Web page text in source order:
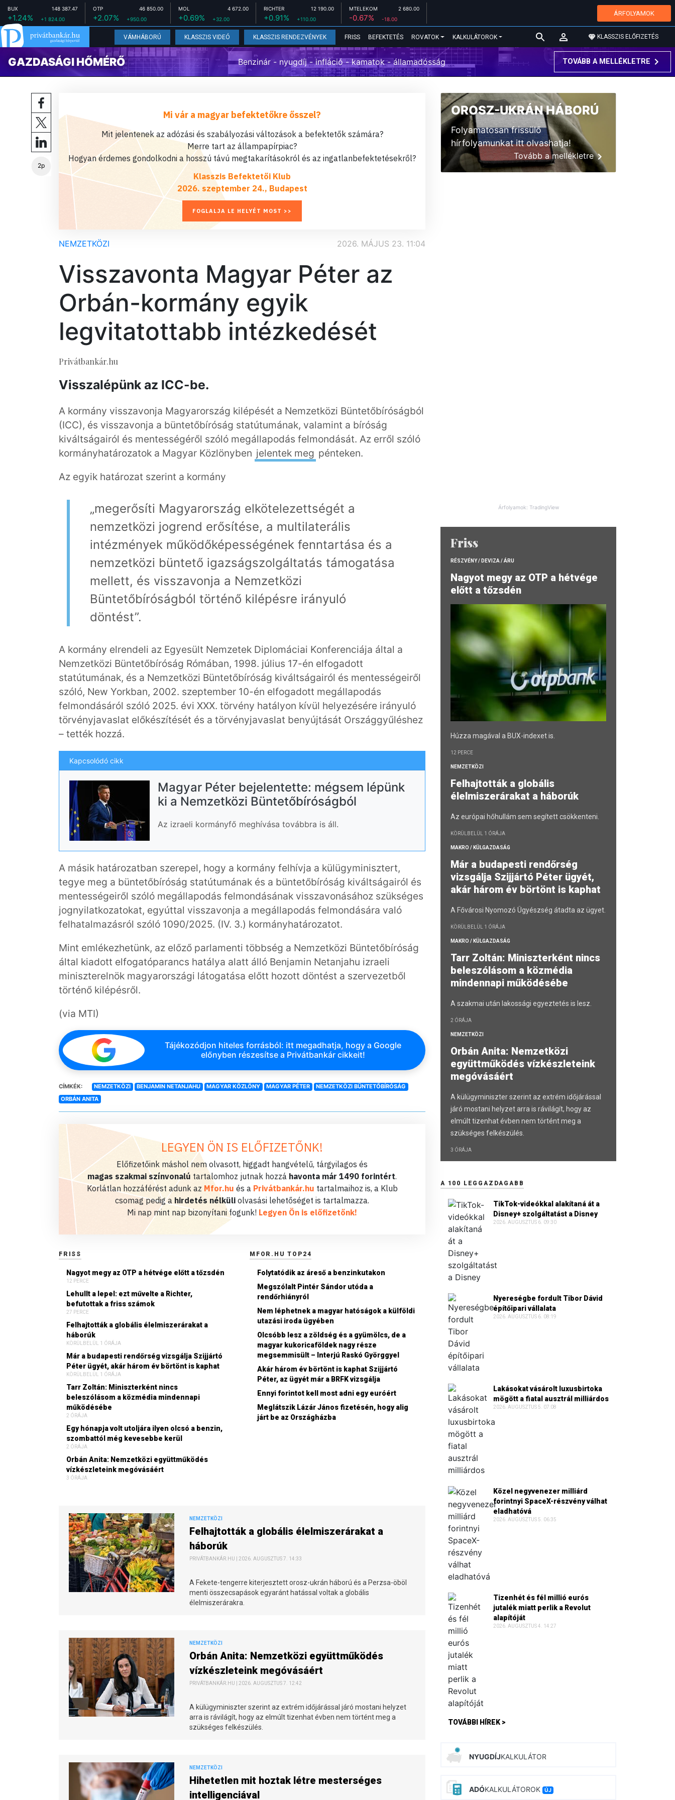
BUX 148 387.47
+1.24% +1 824.00
OTP 46 850.00
+2.07% +950.00
MOL 4 672.00
+0.69% +32.00
RICHTER 12 190.00
+0.91% +110.00
MTELEKOM 2 680.00
-0.67% -18.00
ÁRFOLYAMOK
VÁMHÁBORÚ KLASSZIS VIDEÓ KLASSZIS RENDEZVÉNYEK FRISS BEFEKTETÉS ROVATOK KALKULÁTOROK KLASSZIS ELŐFIZETÉS
GAZDASÁGI HŐMÉRŐ Benzinár - nyugdíj - infláció - kamatok - államadósság TOVÁBB A MELLÉKLETRE
2p
Mi vár a magyar befektetőkre ősszel?
Mit jelentenek az adózási és szabályozási változások a befektetők számára?
Merre tart az állampapírpiac?
Hogyan érdemes gondolkodni a hosszú távú megtakarításokról és az ingatlanbefektetésekről?
Klasszis Befektetői Klub
2026. szeptember 24., Budapest
FOGLALJA LE HELYÉT MOST >>
NEMZETKÖZI 2026. MÁJUS 23. 11:04
Visszavonta Magyar Péter az
Orbán-kormány egyik
legvitatottabb intézkedését
Privátbankár.hu
Visszalépünk az ICC-be.
A kormány visszavonja Magyarország kilépését a Nemzetközi Büntetőbíróságból
(ICC), és visszavonja a büntetőbíróság statútumának, valamint a bíróság
kiváltságairól és mentességéről szóló megállapodás felmondását. Az erről szóló
kormányhatározatok a Magyar Közlönyben jelentek meg pénteken.
Az egyik határozat szerint a kormány
„megerősíti Magyarország elkötelezettségét a
nemzetközi jogrend erősítése, a multilaterális
intézmények működőképességének fenntartása és a
nemzetközi büntető igazságszolgáltatás támogatása
mellett, és visszavonja a Nemzetközi
Büntetőbíróságból történő kilépésre irányuló
döntést”.
A kormány elrendeli az Egyesült Nemzetek Diplomáciai Konferenciája által a
Nemzetközi Büntetőbíróság Rómában, 1998. július 17-én elfogadott
statútumának, és a Nemzetközi Büntetőbíróság kiváltságairól és mentességeiről
szóló, New Yorkban, 2002. szeptember 10-én elfogadott megállapodás
felmondásáról szóló 2025. évi XXX. törvény hatályon kívül helyezésére irányuló
törvényjavaslat előkészítését és a törvényjavaslat benyújtását Országgyűléshez
– tették hozzá.
Kapcsolódó cikk
Magyar Péter bejelentette: mégsem lépünk
ki a Nemzetközi Büntetőbíróságból
Az izraeli kormányfő meghívása továbbra is áll.
A másik határozatban szerepel, hogy a kormány felhívja a külügyminisztert,
tegye meg a büntetőbíróság statútumának és a büntetőbíróság kiváltságairól és
mentességeiről szóló megállapodás felmondásának visszavonásához szükséges
jognyilatkozatokat, egyúttal visszavonja a megállapodás felmondására való
felhatalmazásról szóló 1090/2025. (IV. 3.) kormányhatározatot.
Mint emlékezhetünk, az előző parlamenti többség a Nemzetközi Büntetőbíróság
által kiadott elfogatóparancs hatálya alatt álló Benjamin Netanjahu izraeli
miniszterelnök magyarországi látogatása előtt hozott döntést a szervezetből
történő kilépésről.
(via MTI)
Tájékozódjon hiteles forrásból: itt megadhatja, hogy a Google
előnyben részesítse a Privátbankár cikkeit!
CÍMKÉK: NEMZETKÖZI BENJAMIN NETANJAHU MAGYAR KÖZLÖNY MAGYAR PÉTER
NEMZETKÖZI BÜNTETŐBÍRÓSÁG
ORBÁN ANITA
LEGYEN ÖN IS ELŐFIZETŐNK!
Előfizetőink máshol nem olvasott, higgadt hangvételű, tárgyilagos és
magas szakmai színvonalú tartalomhoz jutnak hozzá havonta már 1490 forintért.
Korlátlan hozzáférést adunk az Mfor.hu és a Privátbankár.hu tartalmaihoz is, a Klub
csomag pedig a hirdetés nélküli olvasási lehetőséget is tartalmazza.
Mi nap mint nap bizonyítani fogunk! Legyen Ön is előfizetőnk!
FRISS
Nagyot megy az OTP a hétvége előtt a tőzsdén
12 PERCE
Lehullt a lepel: ezt művelte a Richter,
befutottak a friss számok
27 PERCE
Felhajtották a globális élelmiszerárakat a
háborúk
KÖRÜLBELÜL 1 ÓRÁJA
Már a budapesti rendőrség vizsgálja Szijjártó
Péter ügyét, akár három év börtönt is kaphat
KÖRÜLBELÜL 1 ÓRÁJA
Tarr Zoltán: Miniszterként nincs
beleszólásom a közmédia mindennapi
működésébe
2 ÓRÁJA
Egy hónapja volt utoljára ilyen olcsó a benzin,
szombattól még kevesebbe kerül
2 ÓRÁJA
Orbán Anita: Nemzetközi együttműködés
vízkészleteink megóvásáért
3 ÓRÁJA
MFOR.HU TOP24
Folytatódik az áreső a benzinkutakon
Megszólalt Pintér Sándor utóda a
rendőrhiányról
Nem léphetnek a magyar hatóságok a külföldi
utazási iroda ügyében
Olcsóbb lesz a zöldség és a gyümölcs, de a
magyar kukoricaföldek nagy része
megsemmisült – Interjú Raskó Györggyel
Akár három év börtönt is kaphat Szijjártó
Péter, az ügyét már a BRFK vizsgálja
Ennyi forintot kell most adni egy euróért
Meglátszik Lázár János fizetésén, hogy alig
járt be az Országházba
NEMZETKÖZI
Felhajtották a globális élelmiszerárakat a
háborúk
PRIVÁTBANKÁR.HU | 2026. AUGUSZTUS 7. 14:33
A Fekete-tengerre kiterjesztett orosz-ukrán háború és a Perzsa-öböl
menti összecsapások egyaránt hatással voltak a globális
élelmiszerárakra.
NEMZETKÖZI
Orbán Anita: Nemzetközi együttműködés
vízkészleteink megóvásáért
PRIVÁTBANKÁR.HU | 2026. AUGUSZTUS 7. 12:42
A külügyminiszter szerint az extrém időjárással járó mostani helyzet
arra is rávilágít, hogy az elmúlt tizenhat évben nem történt meg a
szükséges felkészülés.
NEMZETKÖZI
Hihetetlen mit hoztak létre mesterséges
intelligenciával
OROSZ-UKRÁN HÁBORÚ
Folyamatosan frissülő
hírfolyamunkat itt olvashatja!
Tovább a mellékletre
Árfolyamok: TradingView
Friss
RÉSZVÉNY / DEVIZA / ÁRU
Nagyot megy az OTP a hétvége
előtt a tőzsdén
Húzza magával a BUX-indexet is.
12 PERCE
NEMZETKÖZI
Felhajtották a globális
élelmiszerárakat a háborúk
Az európai hőhullám sem segített csökkenteni.
KÖRÜLBELÜL 1 ÓRÁJA
MAKRO / KÜLGAZDASÁG
Már a budapesti rendőrség
vizsgálja Szijjártó Péter ügyét,
akár három év börtönt is kaphat
A Fővárosi Nyomozó Ügyészség átadta az ügyet.
KÖRÜLBELÜL 1 ÓRÁJA
MAKRO / KÜLGAZDASÁG
Tarr Zoltán: Miniszterként nincs
beleszólásom a közmédia
mindennapi működésébe
A szakmai után lakossági egyeztetés is lesz.
2 ÓRÁJA
NEMZETKÖZI
Orbán Anita: Nemzetközi
együttműködés vízkészleteink
megóvásáért
A külügyminiszter szerint az extrém időjárással
járó mostani helyzet arra is rávilágít, hogy az
elmúlt tizenhat évben nem történt meg a
szükséges felkészülés.
3 ÓRÁJA
A 100 LEGGAZDAGABB
TikTok-videókkal alakítaná át a
Disney+ szolgáltatást a Disney
2026. AUGUSZTUS 6. 09:30
Nyereségbe fordult Tibor Dávid
építőipari vállalata
2026. AUGUSZTUS 6. 08:19
Lakásokat vásárolt luxusbirtoka
mögött a fiatal ausztrál milliárdos
2026. AUGUSZTUS 5. 07:08
Közel negyvenezer milliárd
forintnyi SpaceX-részvény válhat
eladhatóvá
2026. AUGUSZTUS 5. 06:35
Tizenhét és fél millió eurós
jutalék miatt perlik a Revolut
alapítóját
2026. AUGUSZTUS 4. 14:27
TOVÁBBI HÍREK >
NYUGDÍJKALKULÁTOR
ADÓKALKULÁTOROK ÚJ